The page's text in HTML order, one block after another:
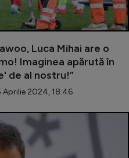
Luca Mihai are o
Imaginea apărută în
de al nostru!”
2024, 18:46